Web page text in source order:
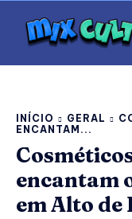
INÍCIO GERAL
ENCANTAM...
encantam
em Alto de